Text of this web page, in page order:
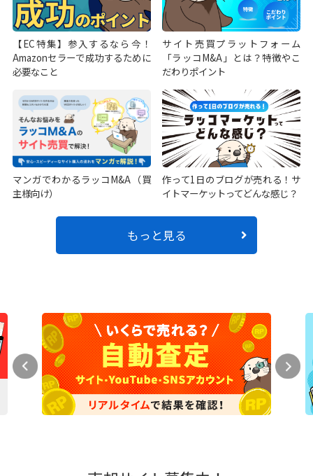
【EC特集】参入するなら今！
Amazonセラーで成功するために
必要なこと
サイト売買プラットフォーム
「ラッコM&A」とは？特徴やこ
だわりポイント
マンガでわかるラッコM&A（買
主様向け）
作って1日のブログが売れる！サ
イトマーケットってどんな感じ？
もっと見る